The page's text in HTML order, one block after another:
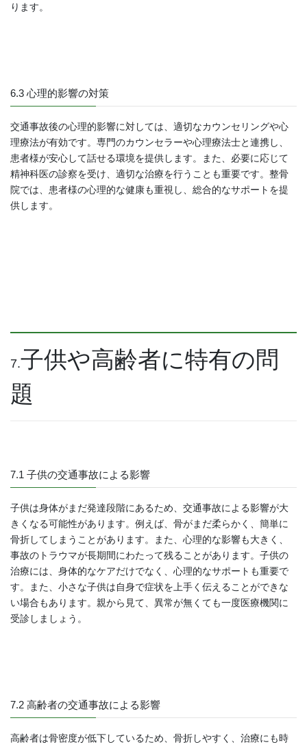
ります。
6.3 心理的影響の対策
交通事故後の心理的影響に対しては、適切なカウンセリングや心
理療法が有効です。専門のカウンセラーや心理療法士と連携し、
患者様が安心して話せる環境を提供します。また、必要に応じて
精神科医の診察を受け、適切な治療を行うことも重要です。整骨
院では、患者様の心理的な健康も重視し、総合的なサポートを提
供します。
7.子供や高齢者に特有の問
題
7.1 子供の交通事故による影響
子供は身体がまだ発達段階にあるため、交通事故による影響が大
きくなる可能性があります。例えば、骨がまだ柔らかく、簡単に
骨折してしまうことがあります。また、心理的な影響も大きく、
事故のトラウマが長期間にわたって残ることがあります。子供の
治療には、身体的なケアだけでなく、心理的なサポートも重要で
す。また、小さな子供は自身で症状を上手く伝えることができな
い場合もあります。親から見て、異常が無くても一度医療機関に
受診しましょう。
7.2 高齢者の交通事故による影響
高齢者は骨密度が低下しているため、骨折しやすく、治療にも時